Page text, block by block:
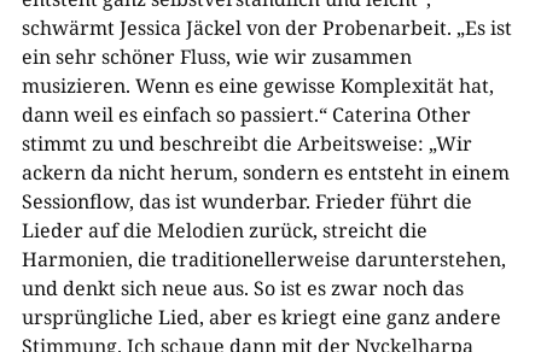
schwärmt Jessica Jäckel von der Probenarbeit. „Es ist
ein sehr schöner Fluss, wie wir zusammen
musizieren. Wenn es eine gewisse Komplexität hat,
dann weil es einfach so passiert.“ Caterina Other
stimmt zu und beschreibt die Arbeitsweise: „Wir
ackern da nicht herum, sondern es entsteht in einem
Sessionflow, das ist wunderbar. Frieder führt die
Lieder auf die Melodien zurück, streicht die
Harmonien, die traditionellerweise darunterstehen,
und denkt sich neue aus. So ist es zwar noch das
ursprüngliche Lied, aber es kriegt eine ganz andere
Stimmung. Ich schaue dann mit der Nyckelharpa